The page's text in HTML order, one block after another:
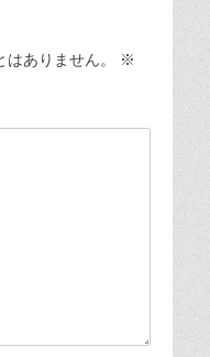
ありません。
※